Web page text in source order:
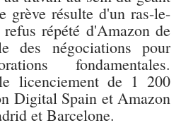
grève résulte d'un ras-le-
répété d'Amazon de
des négociations pour
fondamentales.
licenciement de 1 200
Digital Spain et Amazon
et Barcelone.